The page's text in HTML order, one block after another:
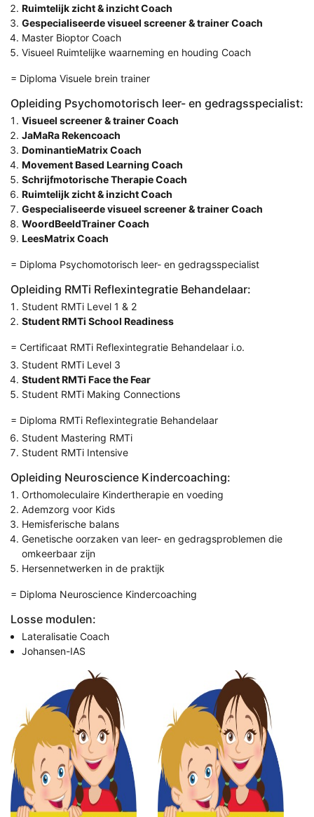
Ruimtelijk zicht & inzicht Coach
Gespecialiseerde visueel screener & trainer Coach
Master Bioptor Coach
Visueel Ruimtelijke waarneming en houding Coach
= Diploma Visuele brein trainer
Opleiding Psychomotorisch leer- en gedragsspecialist:
Visueel screener & trainer Coach
JaMaRa Rekencoach
DominantieMatrix Coach
Movement Based Learning Coach
Schrijfmotorische Therapie Coach
Ruimtelijk zicht & inzicht Coach
Gespecialiseerde visueel screener & trainer Coach
WoordBeeldTrainer Coach
LeesMatrix Coach
= Diploma Psychomotorisch leer- en gedragsspecialist
Opleiding RMTi Reflexintegratie Behandelaar:
Student RMTi Level 1 & 2
Student RMTi School Readiness
= Certificaat RMTi Reflexintegratie Behandelaar i.o.
Student RMTi Level 3
Student RMTi Face the Fear
Student RMTi Making Connections
= Diploma RMTi Reflexintegratie Behandelaar
Student Mastering RMTi
Student RMTi Intensive
Opleiding Neuroscience Kindercoaching:
Orthomoleculaire Kindertherapie en voeding
Ademzorg voor Kids
Hemisferische balans
Genetische oorzaken van leer- en gedragsproblemen die
omkeerbaar zijn
Hersennetwerken in de praktijk
= Diploma Neuroscience Kindercoaching
Losse modulen:
Lateralisatie Coach
Johansen-IAS